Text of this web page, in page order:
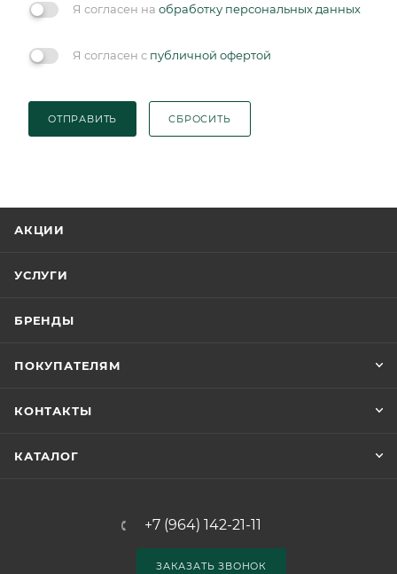
Я согласен на обработку персональных данных
Я согласен с публичной офертой
ОТПРАВИТЬ СБРОСИТЬ
АКЦИИ
УСЛУГИ
БРЕНДЫ
ПОКУПАТЕЛЯМ
КОНТАКТЫ
КАТАЛОГ
+7 (964) 142-21-11
ЗАКАЗАТЬ ЗВОНОК